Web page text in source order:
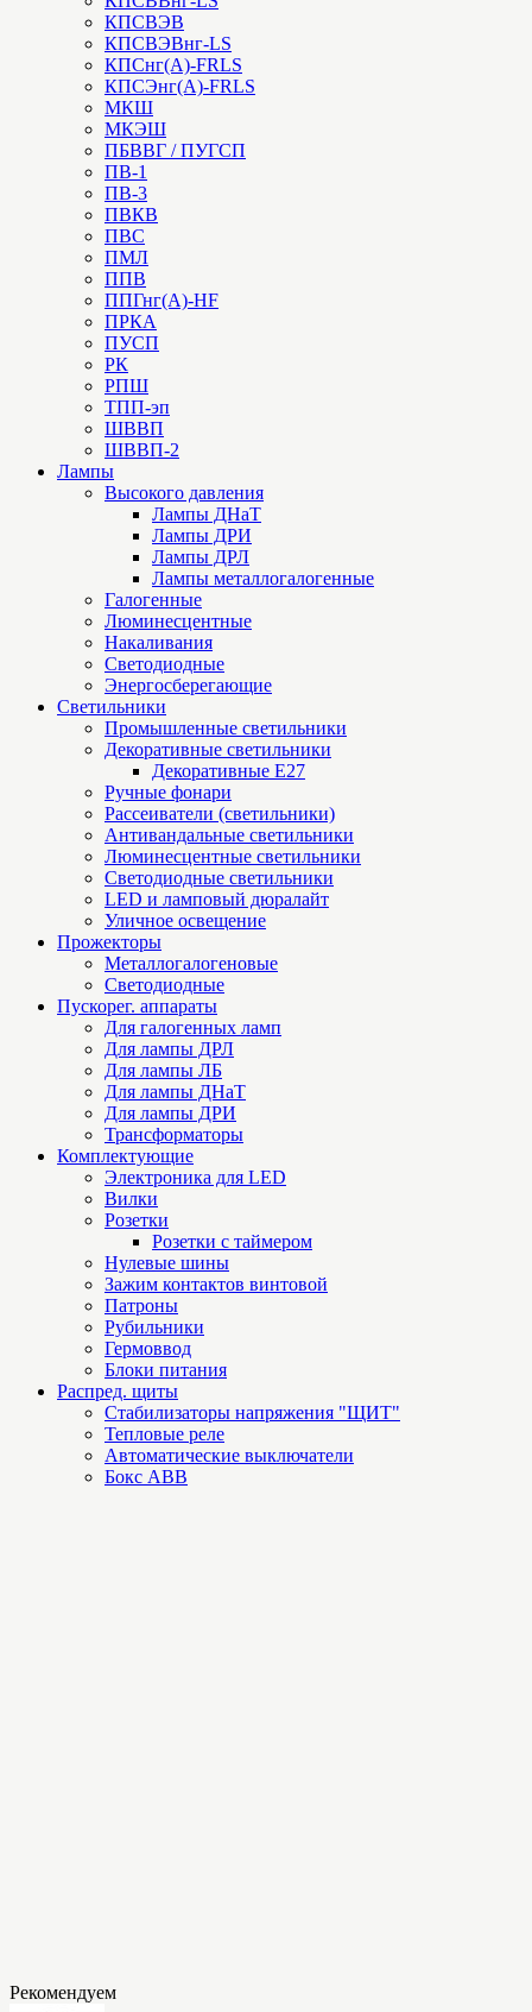
КПСВЭВ
КПСВЭВнг-LS
КПСнг(А)-FRLS
КПСЭнг(А)-FRLS
МКШ
МКЭШ
ПБВВГ / ПУГСП
ПВ-1
ПВ-3
ПВКВ
ПВС
ПМЛ
ППВ
ППГнг(А)-HF
ПРКА
ПУСП
РК
РПШ
ТПП-эп
ШВВП
ШВВП-2
Лампы
Высокого давления
Лампы ДНаТ
Лампы ДРИ
Лампы ДРЛ
Лампы металлогалогенные
Галогенные
Люминесцентные
Накаливания
Светодиодные
Энергосберегающие
Светильники
Промышленные светильники
Декоративные светильники
Декоративные Е27
Ручные фонари
Рассеиватели (светильники)
Антивандальные светильники
Люминесцентные светильники
Cветодиодные светильники
LED и ламповый дюралайт
Уличное освещение
Прожекторы
Металлогалогеновые
Светодиодные
Пускорег. аппараты
Для галогенных ламп
Для лампы ДРЛ
Для лампы ЛБ
Для лампы ДНаТ
Для лампы ДРИ
Трансформаторы
Комплектующие
Электроника для LED
Вилки
Розетки
Розетки с таймером
Нулевые шины
Зажим контактов винтовой
Патроны
Рубильники
Гермоввод
Блоки питания
Распред. щиты
Стабилизаторы напряжения "ЩИТ"
Тепловые реле
Автоматические выключатели
Бокс ABB
Рекомендуем